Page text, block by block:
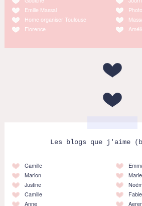
Emilie Massal
Home organiser Toulouse
Florence
Les blogs que j'aime
Camille
Marion
Justine
Camille
Anne